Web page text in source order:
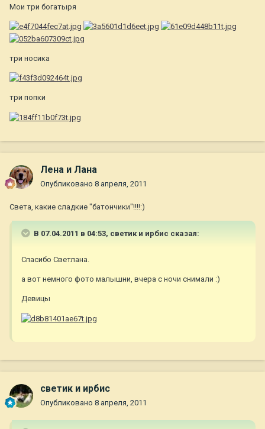
Мои три богатыря
три носика
три попки
Лена и Лана
Опубликовано 8 апреля, 2011
Света, какие сладкие "батончики"!!!!:)
В 07.04.2011 в 04:53, светик и ирбис сказал:
Cпасибо Светлана.
а вот немного фото малышни, вчера с ночи снимали :)
Девицы
светик и ирбис
Опубликовано 8 апреля, 2011